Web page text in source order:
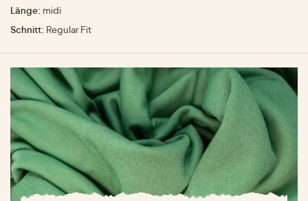
Länge: midi
Schnitt: Regular Fit